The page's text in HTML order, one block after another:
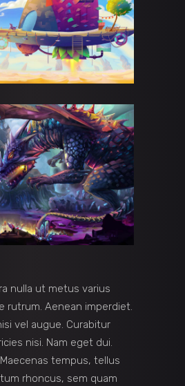
nulla ut metus varius
rutrum. Aenean imperdiet.
vel augue. Curabitur
nisi. Nam eget dui.
tempus, tellus
rhoncus, sem quam